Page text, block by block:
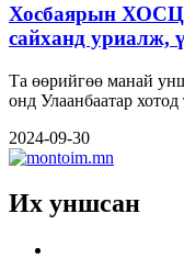
Хосбаярын
сайханд уриалж,
Та өөрийгөө манай
онд Улаанбаатар
2024-09-30
Их уншсан